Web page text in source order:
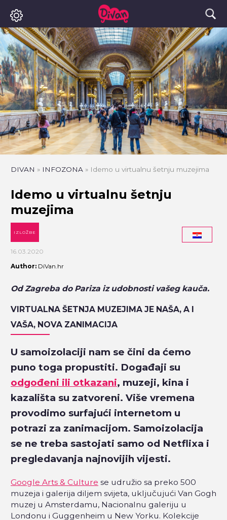
DIVAN » INFOZONA » Idemo u virtualnu šetnju muzejima
Idemo u virtualnu šetnju
muzejima
IZLOŽBE
16.03.2020
Author: DiVan.hr
Od Zagreba do Pariza iz udobnosti vašeg kauča.
VIRTUALNA ŠETNJA MUZEJIMA JE NAŠA, A I
VAŠA, NOVA ZANIMACIJA
U samoizolaciji nam se čini da ćemo
puno toga propustiti. Događaji su
odgođeni ili otkazani, muzeji, kina i
kazališta su zatvoreni. Više vremena
provodimo surfajući internetom u
potrazi za zanimacijom. Samoizolacija
se ne treba sastojati samo od Netflixa i
pregledavanja najnovijih vijesti.
Google Arts & Culture se udružio sa preko 500
muzeja i galerija diljem svijeta, uključujući Van Gogh
muzej u Amsterdamu, Nacionalnu galeriju u
Londonu i Guggenheim u New Yorku. Kolekcije